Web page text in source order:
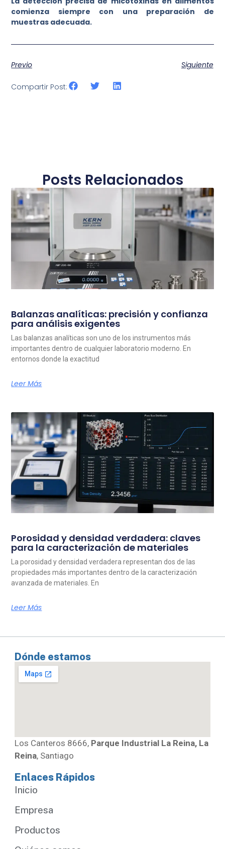
comienza siempre con una preparación de
muestras adecuada.
Previo Siguiente
Compartir Post:
Posts Relacionados
Balanzas analíticas: precisión y confianza
para análisis exigentes
Las balanzas analíticas son uno de los instrumentos más
importantes dentro de cualquier laboratorio moderno. En
entornos donde la exactitud
Leer Más
Porosidad y densidad verdadera: claves
para la caracterización de materiales
La porosidad y densidad verdadera representan dos de las
propiedades más importantes dentro de la caracterización
avanzada de materiales. En
Leer Más
Dónde estamos
Los Canteros 8666, Parque Industrial La Reina, La
Reina, Santiago
Enlaces Rápidos
Inicio
Empresa
Productos